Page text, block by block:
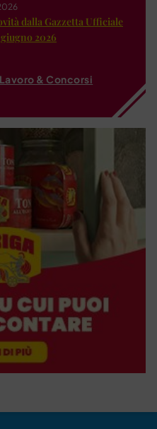
dalla Gazzetta Ufficiale
2026
& Concorsi